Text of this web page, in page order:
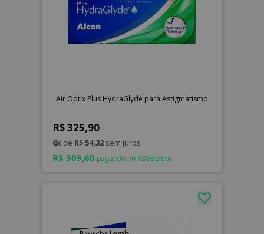
Air Optix Plus HydraGlyde para Astigmatismo
R$ 325,90
6x de R$ 54,32sem juros
R$ 309,60 pagando no PIX/Boleto